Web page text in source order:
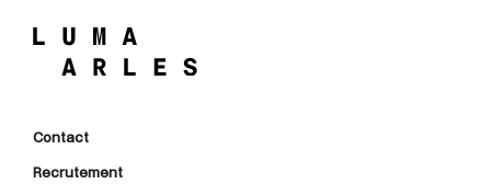
Contact
Recrutement